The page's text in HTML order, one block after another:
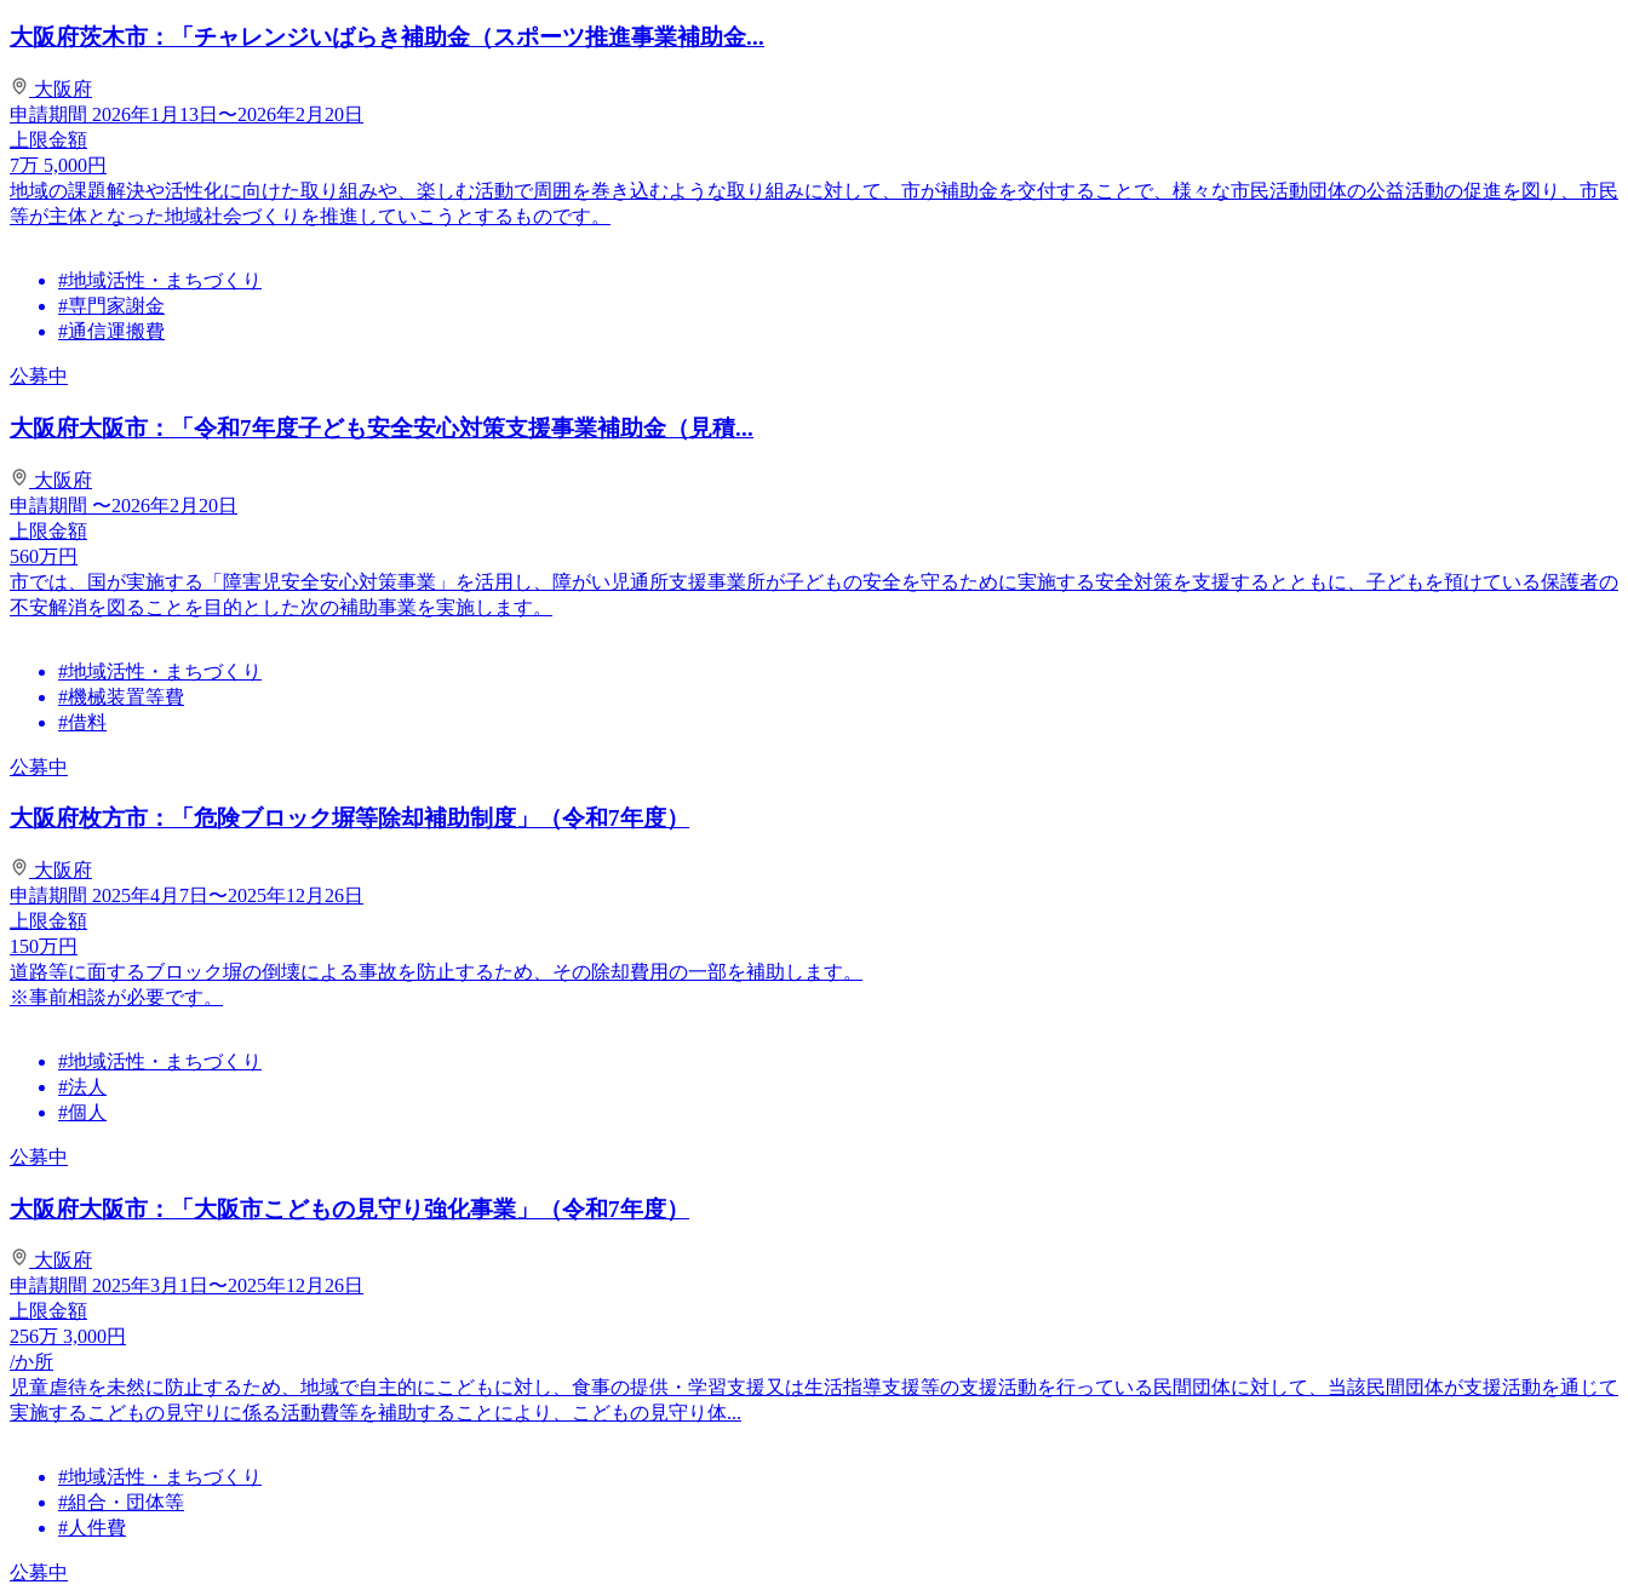
大阪府茨木市：「チャレンジいばらき補助金（スポーツ推進事業補助金...
大阪府
申請期間 2026年1月13日〜2026年2月20日
上限金額
7万 5,000円
地域の課題解決や活性化に向けた取り組みや、楽しむ活動で周囲を巻き込むような取り組みに対して、市が補助金を交付することで、様々な市民活動団体の公益活動の促進を図り、市民
等が主体となった地域社会づくりを推進していこうとするものです。
#地域活性・まちづくり
#専門家謝金
#通信運搬費
公募中
大阪府大阪市：「令和7年度子ども安全安心対策支援事業補助金（見積...
大阪府
申請期間 〜2026年2月20日
上限金額
560万円
市では、国が実施する「障害児安全安心対策事業」を活用し、障がい児通所支援事業所が子どもの安全を守るために実施する安全対策を支援するとともに、子どもを預けている保護者の
不安解消を図ることを目的とした次の補助事業を実施します。
#地域活性・まちづくり
#機械装置等費
#借料
公募中
大阪府枚方市：「危険ブロック塀等除却補助制度」（令和7年度）
大阪府
申請期間 2025年4月7日〜2025年12月26日
上限金額
150万円
道路等に面するブロック塀の倒壊による事故を防止するため、その除却費用の一部を補助します。
※事前相談が必要です。
#地域活性・まちづくり
#法人
#個人
公募中
大阪府大阪市：「大阪市こどもの見守り強化事業」（令和7年度）
大阪府
申請期間 2025年3月1日〜2025年12月26日
上限金額
256万 3,000円
/か所
児童虐待を未然に防止するため、地域で自主的にこどもに対し、食事の提供・学習支援又は生活指導支援等の支援活動を行っている民間団体に対して、当該民間団体が支援活動を通じて
実施するこどもの見守りに係る活動費等を補助することにより、こどもの見守り体...
#地域活性・まちづくり
#組合・団体等
#人件費
公募中